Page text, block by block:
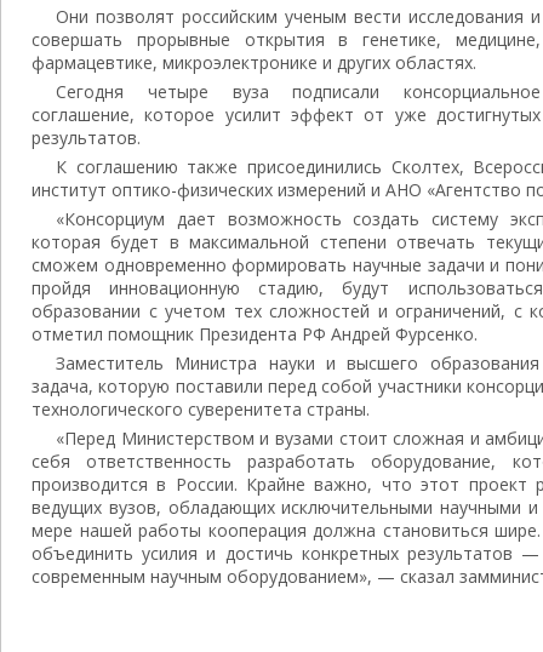
Они позволят российским ученым вести исследования и
совершать прорывные открытия в генетике, медицине,
фармацевтике, микроэлектронике и других областях.
Сегодня четыре вуза подписали консорциальное
соглашение, которое усилит эффект от уже достигнутых
результатов.
К соглашению также присоединились Сколтех,
институт оптико-физических измерений и АНО «Агентство
«Консорциум дает возможность создать систему
которая будет в максимальной степени отвечать
сможем одновременно формировать научные задачи и
пройдя инновационную стадию, будут
образовании с учетом тех сложностей и ограничений, с
отметил помощник Президента РФ Андрей Фурсенко.
Заместитель Министра науки и высшего
задача, которую поставили перед собой участники
технологического суверенитета страны.
«Перед Министерством и вузами стоит сложная и
себя ответственность разработать оборудование,
производится в России. Крайне важно, что этот проект
ведущих вузов, обладающих исключительными научными
мере нашей работы кооперация должна становиться
объединить усилия и достичь конкретных результатов
современным научным оборудованием», — сказал